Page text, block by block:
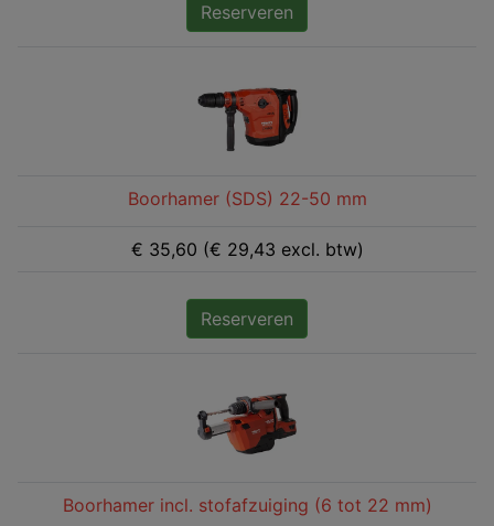
Reserveren
Boorhamer (SDS) 22-50 mm
€ 35,60 (€ 29,43 excl. btw)
Reserveren
Boorhamer incl. stofafzuiging (6 tot 22 mm)